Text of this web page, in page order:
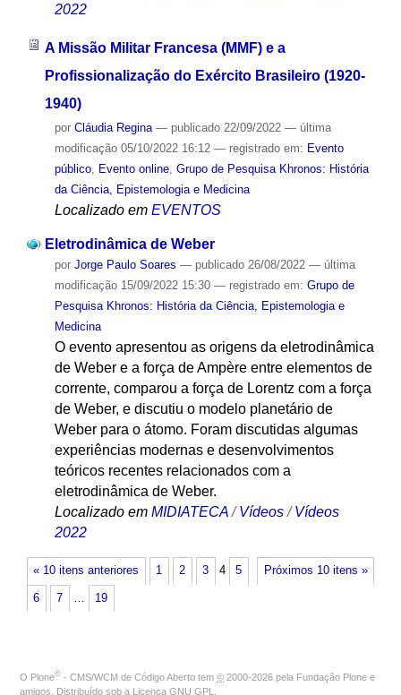
2022
A Missão Militar Francesa (MMF) e a
Profissionalização do Exército Brasileiro (1920-
1940)
por Cláudia Regina — publicado22/09/2022 — última
modificação05/10/2022 16:12 — registrado em: Evento
público, Evento online, Grupo de Pesquisa Khronos: História
da Ciência, Epistemologia e Medicina
Localizado em EVENTOS
Eletrodinâmica de Weber
por Jorge Paulo Soares — publicado26/08/2022 — última
modificação15/09/2022 15:30 — registrado em: Grupo de
Pesquisa Khronos: História da Ciência, Epistemologia e
Medicina
O evento apresentou as origens da eletrodinâmica
de Weber e a força de Ampère entre elementos de
corrente, comparou a força de Lorentz com a força
de Weber, e discutiu o modelo planetário de
Weber para o átomo. Foram discutidas algumas
experiências modernas e desenvolvimentos
teóricos recentes relacionados com a
eletrodinâmica de Weber.
Localizado em MIDIATECA /Vídeos /Vídeos
2022
« 10 itens anteriores Próximos 10 itens »
1 2 3 4 5
6 7 … 19
O Plone® - CMS/WCM de Código Aberto tem © 2000-2026 pela Fundação Plone e
amigos. Distribuído sob a Licença GNU GPL